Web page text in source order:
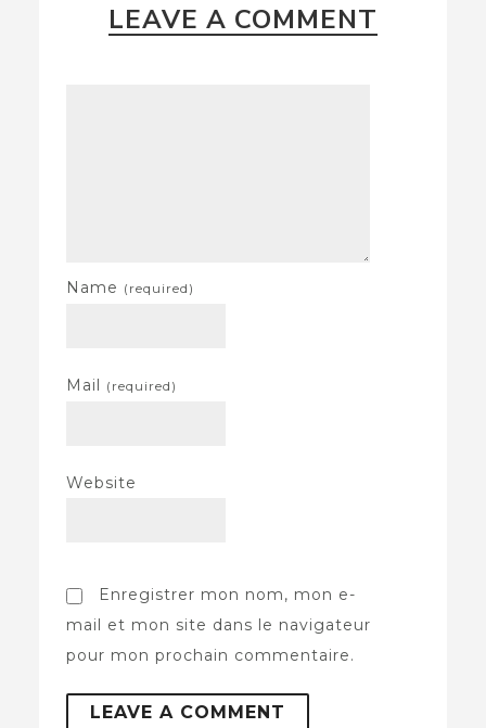
LEAVE A COMMENT
Name (required)
Mail (required)
Website
Enregistrer mon nom, mon e-
mail et mon site dans le navigateur
pour mon prochain commentaire.